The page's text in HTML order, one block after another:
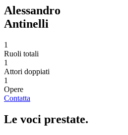
Alessandro
Antinelli
1
Ruoli totali
1
Attori doppiati
1
Opere
Contatta
Le voci prestate.